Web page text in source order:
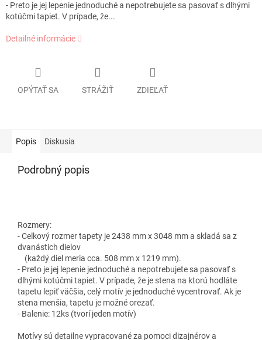
- Preto je jej lepenie jednoduché a nepotrebujete sa pasovať s dlhými
kotúčmi tapiet. V prípade, že...
Detailné informácie
OPÝTAŤ SA STRÁŽIŤ ZDIEĽAŤ
Popis Diskusia
Podrobný popis
Rozmery:
- Celkový rozmer tapety je 2438 mm x 3048 mm a skladá sa z
dvanástich dielov
(každý diel meria cca. 508 mm x 1219 mm).
- Preto je jej lepenie jednoduché a nepotrebujete sa pasovať s
dlhými kotúčmi tapiet. V prípade, že je stena na ktorú hodláte
tapetu lepiť väčšia, celý motív je jednoduché vycentrovať. Ak je
stena menšia, tapetu je možné orezať.
- Balenie: 12ks (tvorí jeden motív)
Motívy sú detailne vypracované za pomoci dizajnérov a